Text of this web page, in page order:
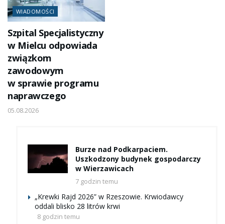
WIADOMOŚCI
Szpital Specjalistyczny
w Mielcu odpowiada
związkom
zawodowym
w sprawie programu
naprawczego
05.08.2026
Burze nad Podkarpaciem.
Uszkodzony budynek gospodarczy
w Wierzawicach
7 godzin temu
„Krewki Rajd 2026” w Rzeszowie. Krwiodawcy
oddali blisko 28 litrów krwi
8 godzin temu